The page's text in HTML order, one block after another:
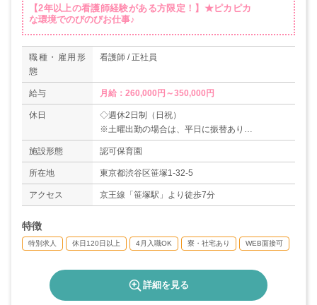
【2年以上の看護師経験がある方限定！】★ピカピカ
な環境でのびのびお仕事♪
職種・雇用形
態
看護師 / 正社員
給与 月給：260,000円～350,000円
休日
◇週休2日制（日祝）
※土曜出勤の場合は、平日に振替あり
◇夏季休暇
◇年末年始
◇有給休暇
◇産前産後・育児・介護休暇
＊年間休日数126日（前年度実績）
施設形態 認可保育園
所在地 東京都渋谷区笹塚1-32-5
アクセス 京王線「笹塚駅」より徒歩7分
特徴
特別求人 休日120日以上 4月入職OK 寮・社宅あり WEB面接可
詳細を見る